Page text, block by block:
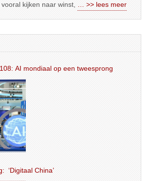
kijken naar winst,
… >> lees meer
De Leestafel # 108: AI mondiaal op een tweesprong
‘Digitaal China’